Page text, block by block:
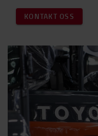
KONTAKT OSS